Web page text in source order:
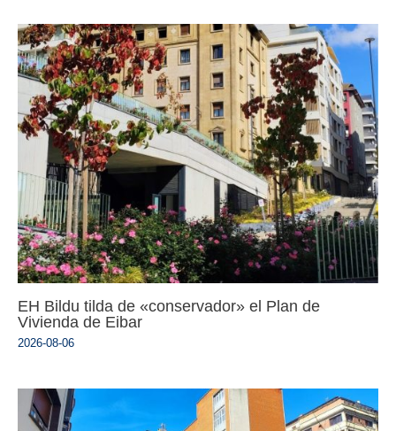
EH Bildu tilda de «conservador» el Plan de
Vivienda de Eibar
2026-08-06